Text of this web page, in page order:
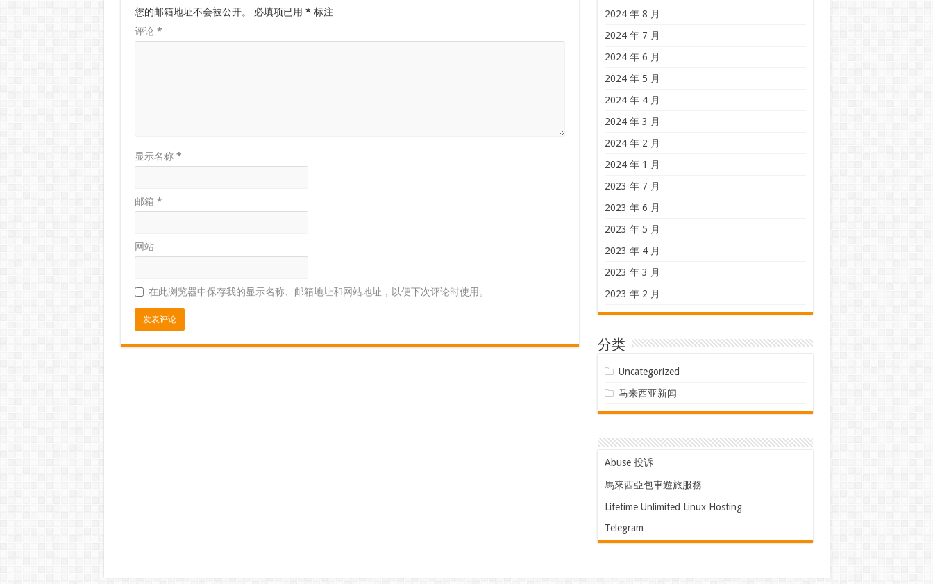
您的邮箱地址不会被公开。 必填项已用 * 标注
评论 *
显示名称 *
邮箱 *
网站
在此浏览器中保存我的显示名称、邮箱地址和网站地址，以便下次评论时使用。
2024 年 8 月
2024 年 7 月
2024 年 6 月
2024 年 5 月
2024 年 4 月
2024 年 3 月
2024 年 2 月
2024 年 1 月
2023 年 7 月
2023 年 6 月
2023 年 5 月
2023 年 4 月
2023 年 3 月
2023 年 2 月
分类
Uncategorized
马来西亚新闻
Abuse 投诉
馬來西亞包車遊旅服務
Lifetime Unlimited Linux Hosting
Telegram